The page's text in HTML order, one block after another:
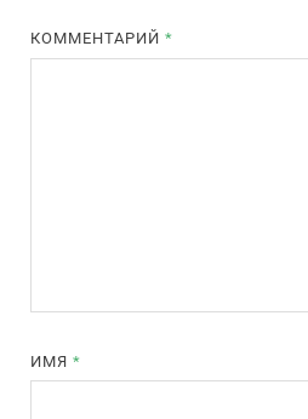
КОММЕНТАРИЙ*
ИМЯ*